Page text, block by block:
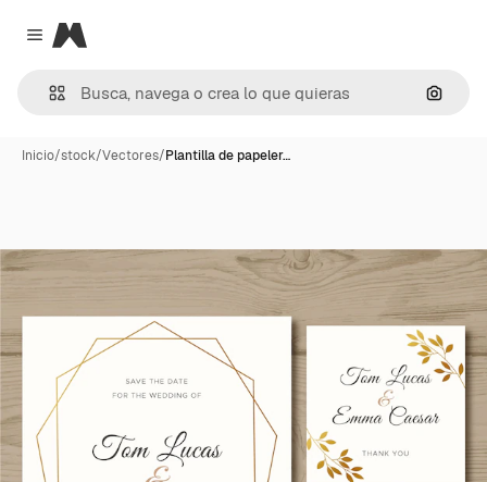
Close menu
Magnific
Inicio/stock/Vectores/Plantilla de papeler…